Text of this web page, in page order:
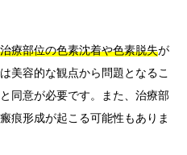
治療部位の色素沈着や色素脱失が
美容的な観点から問題となるこ
同意が必要です。また、治療部
痕形成が起こる可能性もありま